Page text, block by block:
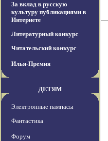
За вклад в русскую
культуру публикациями в
Интернете
Литературный конкурс
Читательский конкурс
Илья-Премия
ДЕТЯМ
Электронные пампасы
Фантастика
Форум